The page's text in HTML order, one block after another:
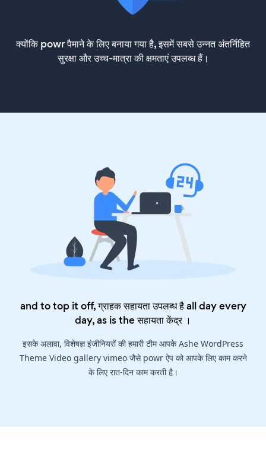
क्योंकि powr पैमाने के लिए बनाया गया है, इसमें सबसे उन्नत अंतर्निहित
सुरक्षा और उच्च-मात्रा की क्षमताएं उपलब्ध हैं।
and to top it off, ग्राहक सहायता उपलब्ध है all day every
day, as is theसहायता केंद्र।
इसके अलावा, विशेषज्ञ इंजीनियरों की हमारी टीम आपके Ashe WordPress
Theme Video gallery vimeo जैसे powr ऐप को आपके लिए काम करने
के लिए रात-दिन काम करती है।